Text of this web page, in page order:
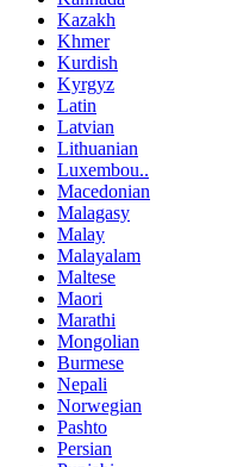
Kazakh
Khmer
Kurdish
Kyrgyz
Latin
Latvian
Lithuanian
Luxembou..
Macedonian
Malagasy
Malay
Malayalam
Maltese
Maori
Marathi
Mongolian
Burmese
Nepali
Norwegian
Pashto
Persian